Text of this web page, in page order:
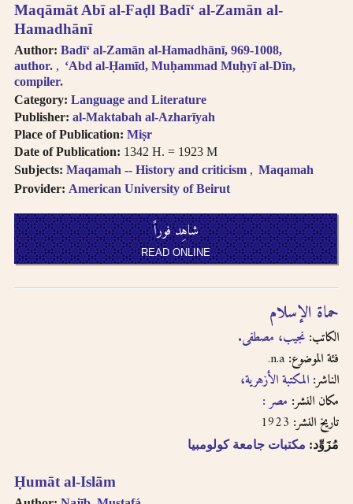
Maqāmāt Abī al-Faḍl Badīʻ al-Zamān al-
Hamadhānī
Author: Badīʻ al-Zamān al-Hamadhānī, 969-1008,
author.
ʻAbd al-Ḥamīd, Muḥammad Muḥyī al-Dīn,
compiler.
Category: Language and Literature
Publisher: al-Maktabah al-Azharīyah
Place of Publication: Miṣr
Date of Publication: 1342 H. = 1923 M
Subjects: Maqamah -- History and criticism
Maqamah
Provider: American University of Beirut
شاهِد فوراً
READ ONLINE
Ḥumāt al-Islām
حماة الإسلام
الكاتب: نجيب، مصطفى.
فئة الموضوع:
الناشر: المكتبة الأزهرية،
مكان النشر: مصر :
تاريخ النشر:
مُزَوِّد: مكتبات جامعة كولومبيا